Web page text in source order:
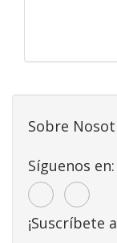
Sobre
Síguenos en:
¡Suscríbete